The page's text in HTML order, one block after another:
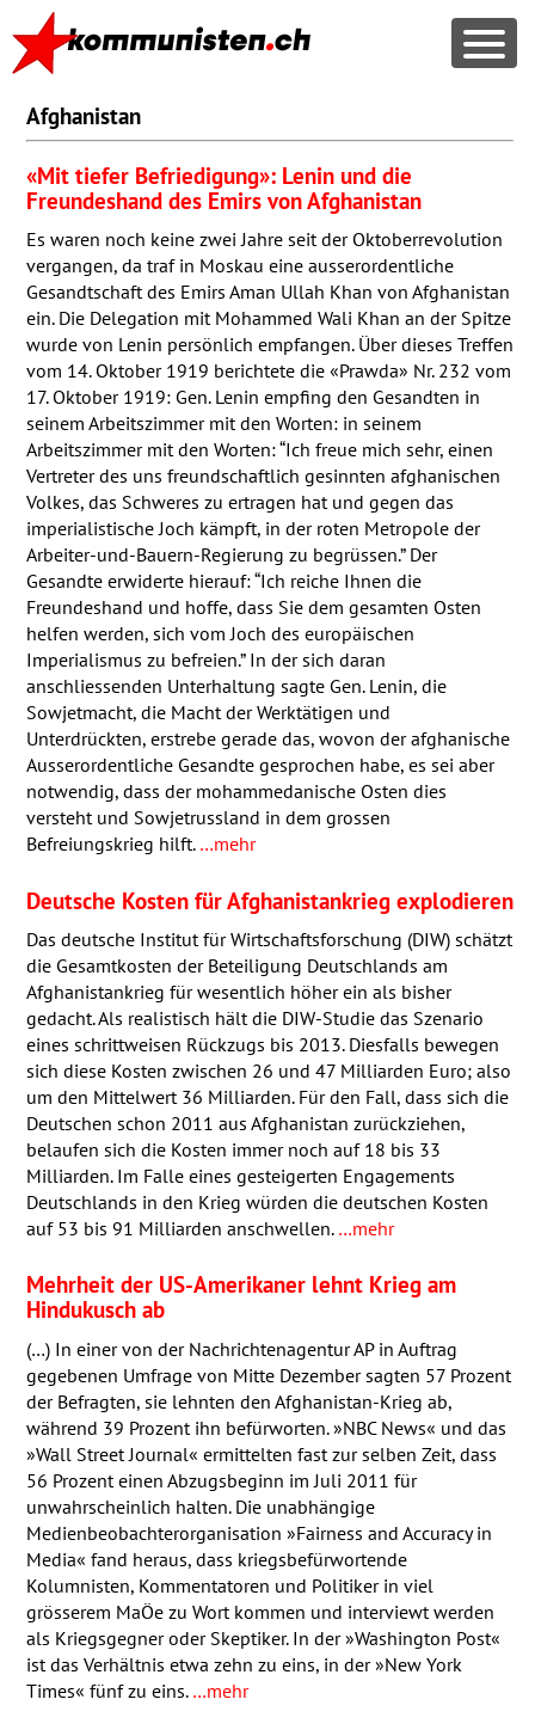
Afghanistan
«Mit tiefer Befriedigung»: Lenin und die
Freundeshand des Emirs von Afghanistan
Es waren noch keine zwei Jahre seit der Oktoberrevolution
vergangen, da traf in Moskau eine ausserordentliche
Gesandtschaft des Emirs Aman Ullah Khan von Afghanistan
ein. Die Delegation mit Mohammed Wali Khan an der Spitze
wurde von Lenin persönlich empfangen. Über dieses Treffen
vom 14. Oktober 1919 berichtete die «Prawda» Nr. 232 vom
17. Oktober 1919: Gen. Lenin empfing den Gesandten in
seinem Arbeitszimmer mit den Worten: in seinem
Arbeitszimmer mit den Worten: “Ich freue mich sehr, einen
Vertreter des uns freundschaftlich gesinnten afghanischen
Volkes, das Schweres zu ertragen hat und gegen das
imperialistische Joch kämpft, in der roten Metropole der
Arbeiter-und-Bauern-Regierung zu begrüssen.” Der
Gesandte erwiderte hierauf: “Ich reiche Ihnen die
Freundeshand und hoffe, dass Sie dem gesamten Osten
helfen werden, sich vom Joch des europäischen
Imperialismus zu befreien.” In der sich daran
anschliessenden Unterhaltung sagte Gen. Lenin, die
Sowjetmacht, die Macht der Werktätigen und
Unterdrückten, erstrebe gerade das, wovon der afghanische
Ausserordentliche Gesandte gesprochen habe, es sei aber
notwendig, dass der mohammedanische Osten dies
versteht und Sowjetrussland in dem grossen
Befreiungskrieg hilft. …mehr
Deutsche Kosten für Afghanistankrieg explodieren
Das deutsche Institut für Wirtschaftsforschung (DIW) schätzt
die Gesamtkosten der Beteiligung Deutschlands am
Afghanistankrieg für wesentlich höher ein als bisher
gedacht. Als realistisch hält die DIW-Studie das Szenario
eines schrittweisen Rückzugs bis 2013. Diesfalls bewegen
sich diese Kosten zwischen 26 und 47 Milliarden Euro; also
um den Mittelwert 36 Milliarden. Für den Fall, dass sich die
Deutschen schon 2011 aus Afghanistan zurückziehen,
belaufen sich die Kosten immer noch auf 18 bis 33
Milliarden. Im Falle eines gesteigerten Engagements
Deutschlands in den Krieg würden die deutschen Kosten
auf 53 bis 91 Milliarden anschwellen. …mehr
Mehrheit der US-Amerikaner lehnt Krieg am
Hindukusch ab
(…) In einer von der Nachrichtenagentur AP in Auftrag
gegebenen Umfrage von Mitte Dezember sagten 57 Prozent
der Befragten, sie lehnten den Afghanistan-Krieg ab,
während 39 Prozent ihn befürworten. »NBC News« und das
»Wall Street Journal« ermittelten fast zur selben Zeit, dass
56 Prozent einen Abzugsbeginn im Juli 2011 für
unwahrscheinlich halten. Die unabhängige
Medienbeobachterorganisation »Fairness and Accuracy in
Media« fand heraus, dass kriegsbefürwortende
Kolumnisten, Kommentatoren und Politiker in viel
grösserem MaÖe zu Wort kommen und interviewt werden
als Kriegsgegner oder Skeptiker. In der »Washington Post«
ist das Verhältnis etwa zehn zu eins, in der »New York
Times« fünf zu eins. …mehr